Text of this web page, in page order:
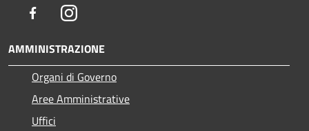
FacebookInstagram
AMMINISTRAZIONE
Organi di Governo
Aree Amministrative
Uffici